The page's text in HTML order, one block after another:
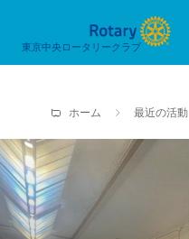
東京中央ロータリークラブ
ホーム 最近の活動